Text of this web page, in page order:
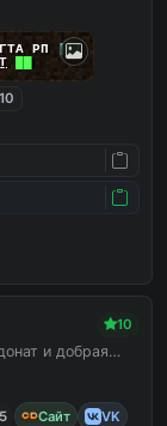
РП |||
10
10
и добрая
Сайт VK